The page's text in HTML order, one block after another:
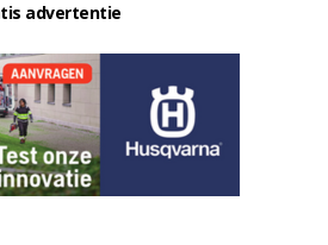
advertentie